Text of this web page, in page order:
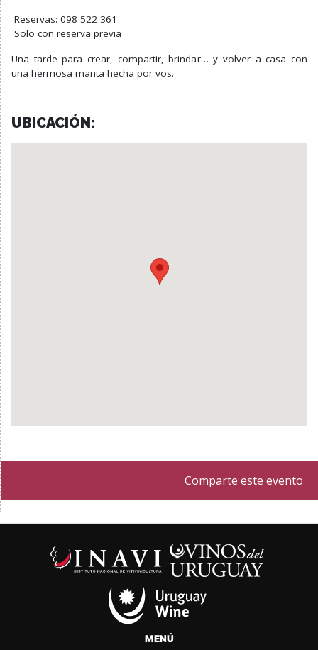
Reservas: 098 522 361
Solo con reserva previa
Una tarde para crear, compartir, brindar… y volver a casa con
una hermosa manta hecha por vos.
UBICACIÓN:
Comparte este evento
MENÚ